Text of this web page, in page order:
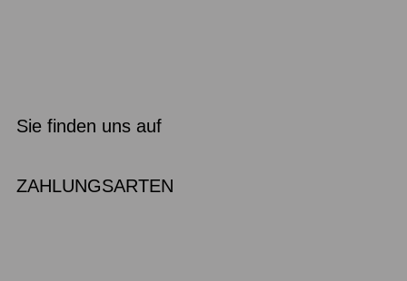
Sie finden uns auf
ZAHLUNGSARTEN